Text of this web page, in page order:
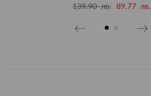
139.90 лв.
89.77 лв.